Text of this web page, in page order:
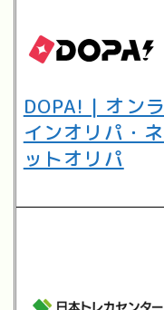
DOPA! | オンラ
インオリパ・ネ
ットオリパ